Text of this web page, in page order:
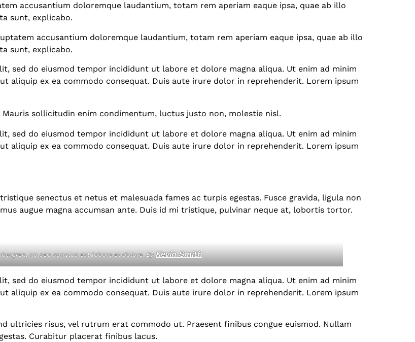
accusantium doloremque laudantium, totam rem aperiam eaque ipsa, quae ab illo
sunt, explicabo.
accusantium doloremque laudantium, totam rem aperiam eaque ipsa, quae ab illo
sunt, explicabo.
sed do eiusmod tempor incididunt ut labore et dolore magna aliqua. Ut enim ad minim
aliquip ex ea commodo consequat. Duis aute irure dolor in reprehenderit. Lorem ipsum
sollicitudin enim condimentum, luctus justo non, molestie nisl.
sed do eiusmod tempor incididunt ut labore et dolore magna aliqua. Ut enim ad minim
aliquip ex ea commodo consequat. Duis aute irure dolor in reprehenderit. Lorem ipsum
senectus et netus et malesuada fames ac turpis egestas. Fusce gravida, ligula non
augue magna accumsan ante. Duis id mi tristique, pulvinar neque at, lobortis tortor.
no sea sanctus est labore et dolore. ByKevin Smith
sed do eiusmod tempor incididunt ut labore et dolore magna aliqua. Ut enim ad minim
aliquip ex ea commodo consequat. Duis aute irure dolor in reprehenderit. Lorem ipsum
ultricies risus, vel rutrum erat commodo ut. Praesent finibus congue euismod. Nullam
Curabitur placerat finibus lacus.